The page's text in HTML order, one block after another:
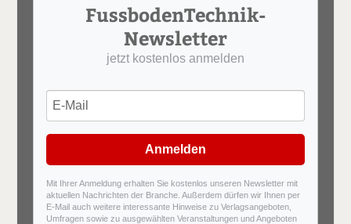
FussbodenTechnik-
Newsletter
jetzt kostenlos anmelden
Anmelden
Mit Ihrer Anmeldung erhalten Sie kostenlos unseren Newsletter mit
aktuellen Nachrichten der Branche. Außerdem dürfen wir Ihnen per
E-Mail auch weitere interessante Hinweise zu Verlagsangeboten,
Umfragen sowie zu ausgewählten Veranstaltungen und Angeboten